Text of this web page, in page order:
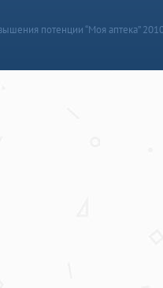
потенции “Моя аптека”